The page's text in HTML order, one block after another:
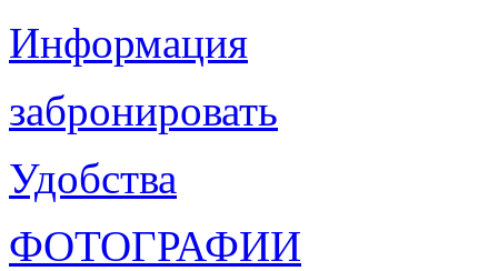
Информация
забронировать
Удобства
ФОТОГРАФИИ